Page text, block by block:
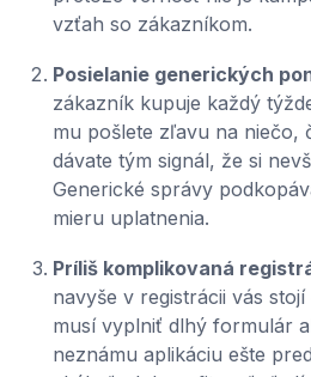
vzťah so zákazníkom.
Posielanie generických
zákazník kupuje každý
mu pošlete zľavu na niečo,
dávate tým signál, že si
Generické správy
mieru uplatnenia.
Príliš komplikovaná
navyše v registrácii vás
musí vyplniť dlhý formulár
neznámu aplikáciu ešte